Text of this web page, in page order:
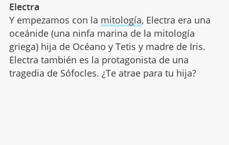
Electra
Y empezamos con la mitología, Electra era una
oceánide (una ninfa marina de la mitología
griega) hija de Océano y Tetis y madre de Iris.
Electra también es la protagonista de una
tragedia de Sófocles. ¿Te atrae para tu hija?